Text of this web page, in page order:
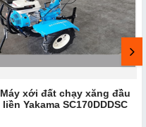
Máy xới đất chạy xăng đầu
liền Yakama SC170DDDSC